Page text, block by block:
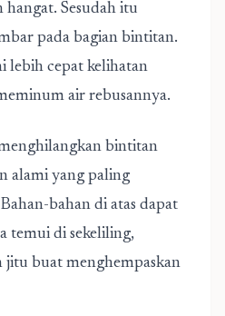
Sesudah itu
pada bagian bintitan.
lebih cepat kelihatan
air rebusannya.
bintitan
alami yang paling
bahan di atas dapat
temui di sekeliling,
jitu buat menghempaskan